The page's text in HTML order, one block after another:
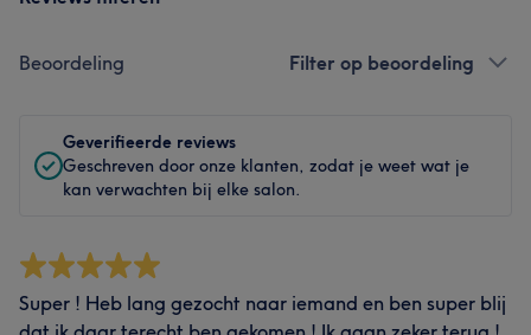
Beoordeling Filter op beoordeling
Geverifieerde reviews
Geschreven door onze klanten, zodat je weet wat je
kan verwachten bij elke salon.
Super ! Heb lang gezocht naar iemand en ben super blij